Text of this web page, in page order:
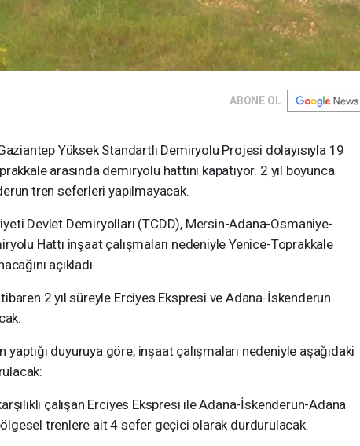
ABONE OL
Yüksek Standartlı Demiryolu Projesi dolayısıyla 19
arasında demiryolu hattını kapatıyor. 2 yıl boyunca
tren seferleri yapılmayacak.
Devlet Demiryolları (TCDD), Mersin-Adana-Osmaniye-
Hattı inşaat çalışmaları nedeniyle Yenice-Toprakkale
açıkladı.
2 yıl süreyle Erciyes Ekspresi ve Adana-İskenderun
duyuruya göre, inşaat çalışmaları nedeniyle aşağıdaki
çalışan Erciyes Ekspresi ile Adana-İskenderun-Adana
trenlere ait 4 sefer geçici olarak durdurulacak.